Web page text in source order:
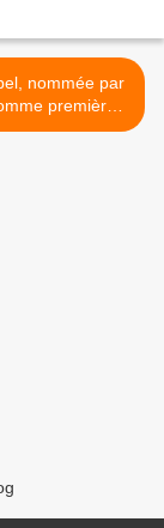
nommée par
première
la CIA, a